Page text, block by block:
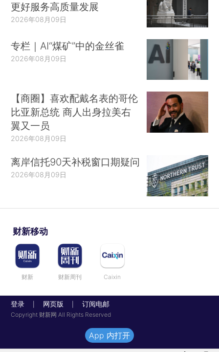
更好服务高质量发展
2026年08月09日
专栏｜AI“煤矿”中的金丝雀
2026年08月09日
【商圈】喜欢配戴名表的哥伦
比亚新总统 商人出身拉美右
翼又一员
2026年08月09日
离岸信托90天补税窗口期疑问
2026年08月09日
财新移动
财新 财新周刊 Caixin
登录 网页版 订阅电邮
Copyright 财新网 All Rights Reserved
App 内打开